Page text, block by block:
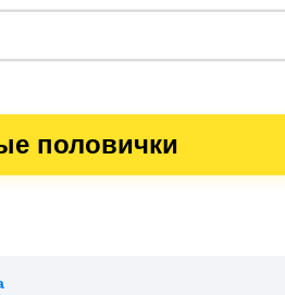
половички